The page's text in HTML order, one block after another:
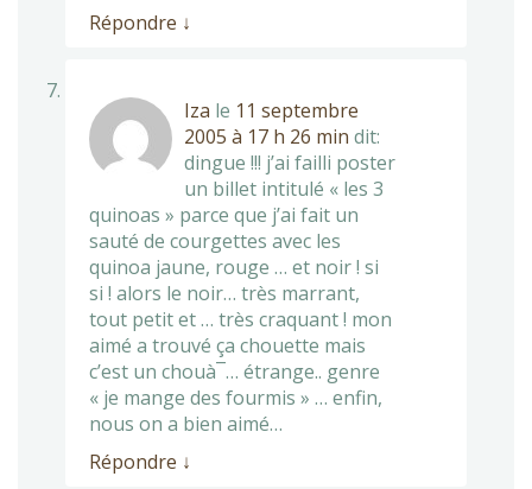
Répondre ↓
Iza le 11 septembre
2005 à 17 h 26 min dit:
dingue !!! j’ai failli poster
un billet intitulé « les 3
quinoas » parce que j’ai fait un
sauté de courgettes avec les
quinoa jaune, rouge … et noir ! si
si ! alors le noir… très marrant,
tout petit et … très craquant ! mon
aimé a trouvé ça chouette mais
c’est un chouà¯… étrange.. genre
« je mange des fourmis » … enfin,
nous on a bien aimé…
Répondre ↓